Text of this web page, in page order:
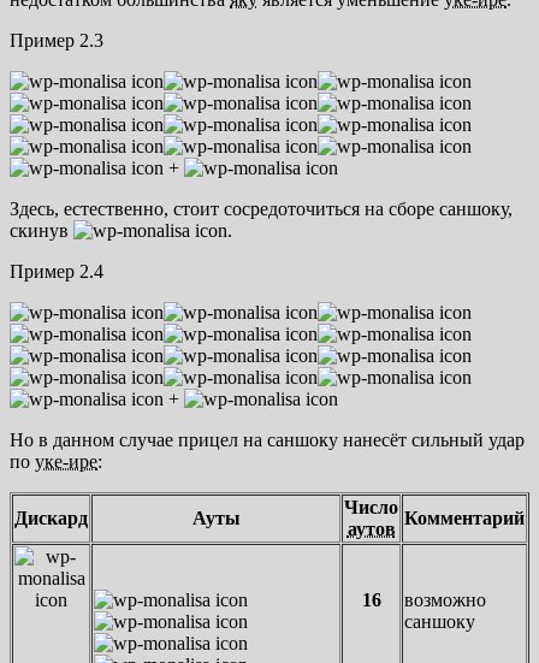
Пример 2.3
+
Здесь, естественно, стоит сосредоточиться на сборе саншоку,
скинув
.
Пример 2.4
+
Но в данном случае прицел на саншоку нанесёт сильный удар
по уке-ире:
Дискард Ауты
Число
аутов
Комментарий
16
возможно
саншоку